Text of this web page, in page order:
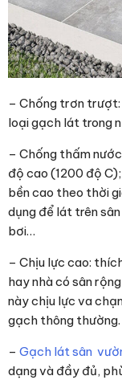
– Chống trơn
loại gạch lát trong
– Chống thấm
độ cao (1200 độ
bền cao theo thời
dụng để lát trên
bơi…
– Chịu lực cao:
hay nhà có sân
này chịu lực va
gạch thông thường.
– Gạch lát sân
dạng và đầy đủ,